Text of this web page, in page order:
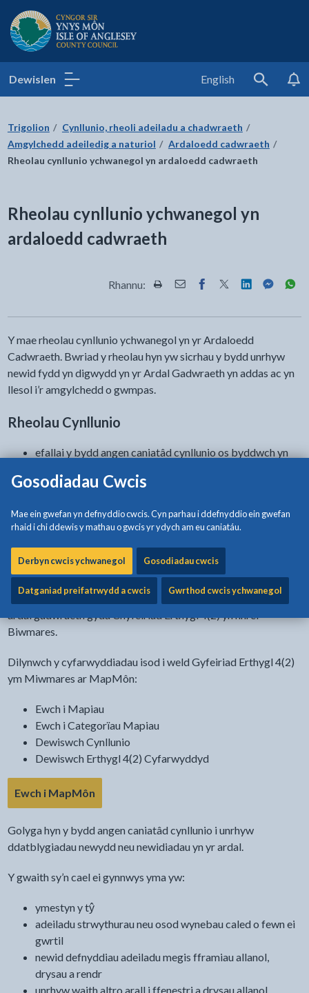
Gosodiadau Cwcis
Mae ein gwefan yn defnyddio cwcis. Cyn parhau i ddefnyddio ein gwefan
rhaid i chi ddewis y mathau o gwcis yr ydych am eu caniatáu.
Derbyn cwcis ychwanegol Gosodiadau cwcis
Datganiad preifatrwydd a cwcis Gwrthod cwcis ychwanegol
Cyngor Sir Ynys Môn
Dewislen English
Search
Trigolion
Cynllunio, rheoli adeiladu a chadwraeth
Amgylchedd adeiledig a naturiol
Ardaloedd cadwraeth
Rheolau cynllunio ychwanegol yn ardaloedd cadwraeth
Rheolau cynllunio ychwanegol yn
ardaloedd cadwraeth
Rhannu: Rhannwch y dudalen hon wrth
Rhannwch y dudalen hon
Rhannwch y dudalen
Rhannwch y
Rhannwch y
Y mae rheolau cynllunio ychwanegol yn yr Ardaloedd
Cadwraeth. Bwriad y rheolau hyn yw sicrhau y bydd unrhyw
newid fydd yn digwydd yn yr Ardal Gadwraeth yn addas ac yn
llesol i’r amgylchedd o gwmpas.
Rheolau Cynllunio
efallai y bydd angen caniatâd cynllunio os byddwch yn
efallai y byddwch angen caniatâd ardal gadwraeth ar
efallai y bydd angen caniatâd i wneud gwaith tocio a
thorri coed
Fe geir rhai ardaloedd cadwraeth y barnwyd eu bod mor
bwysig fel eu bod yn destun rheolau cynllunio ychwanegol.
Gelwir hyn yn Gyfeiriad Erthygl 4(2). Ar Ynys Môn fe geir un
Biwmares.
Dilynwch y cyfarwyddiadau isod i weld Gyfeiriad Erthygl 4(2)
ym Miwmares ar MapMôn:
Ewch i Mapiau
Ewch i Categorïau Mapiau
Dewiswch Cynllunio
Dewiswch Erthygl 4(2) Cyfarwyddyd
Ewch i MapMôn- bydd y ddolen yn agor tab newydd
Golyga hyn y bydd angen caniatâd cynllunio i unrhyw
ddatblygiadau newydd neu newidiadau yn yr ardal.
Y gwaith sy’n cael ei gynnwys yma yw:
ymestyn y tŷ
adeiladu strwythurau neu osod wynebau caled o fewn ei
gwrtil
newid defnyddiau adeiladu megis fframiau allanol,
drysau a rendr
unrhyw waith altro arall i ffenestri a drysau allanol